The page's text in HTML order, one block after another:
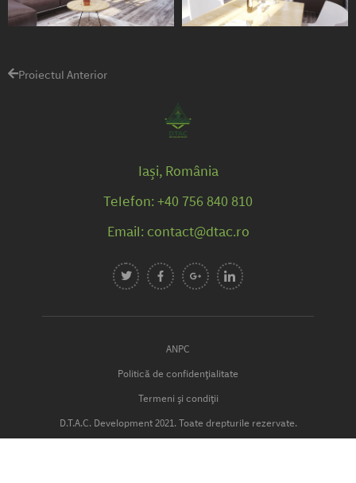
Proiectul Anterior
Iași, România
Telefon: +40 756 840 810
Email: contact@dtac.ro
ANPC
Politică de confidențialitate
Termeni și condiții
D.T.A.C. Development 2021. Toate drepturile rezervate.